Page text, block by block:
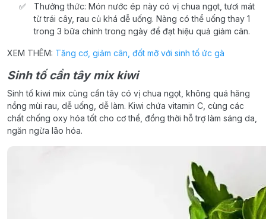
Thưởng thức: Món nước ép này có vị chua ngọt, tươi mát
từ trái cây, rau củ khá dễ uống. Nàng có thể uống thay 1
trong 3 bữa chính trong ngày để đạt hiệu quả giảm cân.
XEM THÊM: Tăng cơ, giảm cân, đốt mỡ với sinh tố ức gà
Sinh tố cần tây mix kiwi
Sinh tố kiwi mix cùng cần tây có vị chua ngọt, không quá hăng
nồng mùi rau, dễ uống, dễ làm. Kiwi chứa vitamin C, cùng các
chất chống oxy hóa tốt cho cơ thể, đồng thời hỗ trợ làm sáng da,
ngăn ngừa lão hóa.